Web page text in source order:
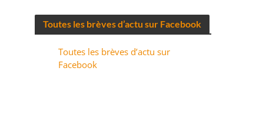
Toutes les brèves d’actu sur Facebook
Toutes les brèves d’actu sur
Facebook